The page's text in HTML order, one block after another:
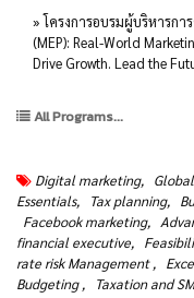
» โครงการอบรมผู้บริหารกา
(MEP): Real-World
Drive Growth. Lead the
All Programs...
Digital marketing,
Essentials,
Tax planning,
Facebook marketing,
financial executive,
rate risk Management ,
Budgeting ,
Taxation and